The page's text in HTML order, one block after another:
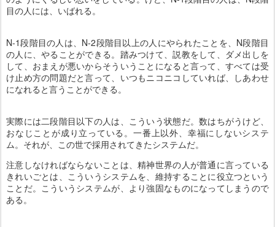
目の人には、いばれる。
N-1段階目の人は、N-2段階目以上の人にやられたことを、N段階目
の人に、やることができる。踏みつけて、説教をして、ダメ出しを
して、おまえが悪いからそういうことになると言って、すべては受
け止め方の問題だと言って、いつもニコニコしていれば、しあわせ
になれると言うことができる。
実際には二段階目以下の人は、こういう状態だ。数はちがうけど、
おなじことが成り立っている。一番上以外、幸福にしないシステ
ム。それが、この世で採用されてきたシステムだ。
注意しなければならないことは、精神世界の人が普通に言っている
きれいごとは、こういうシステムを、維持することに役立つという
ことだ。こういうシステムが、より強固なものになってしまうので
ある。